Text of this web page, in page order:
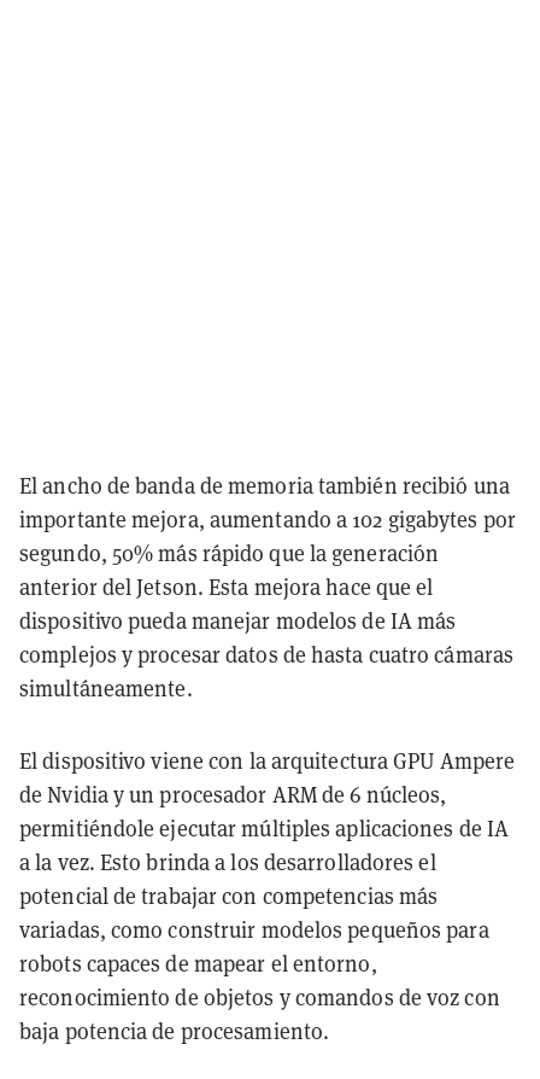
El ancho de banda de memoria también recibió una
importante mejora, aumentando a 102 gigabytes por
segundo, 50% más rápido que la generación
anterior del Jetson. Esta mejora hace que el
dispositivo pueda manejar modelos de IA más
complejos y procesar datos de hasta cuatro cámaras
simultáneamente.
El dispositivo viene con la arquitectura GPU Ampere
de Nvidia y un procesador ARM de 6 núcleos,
permitiéndole ejecutar múltiples aplicaciones de IA
a la vez. Esto brinda a los desarrolladores el
potencial de trabajar con competencias más
variadas, como construir modelos pequeños para
robots capaces de mapear el entorno,
reconocimiento de objetos y comandos de voz con
baja potencia de procesamiento.